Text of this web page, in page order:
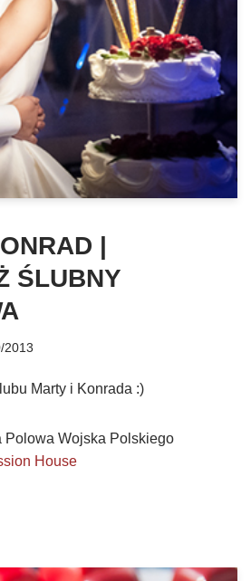
|
ŚLUBNY
2013
Marty i Konrada :)
Polowa Wojska Polskiego
House